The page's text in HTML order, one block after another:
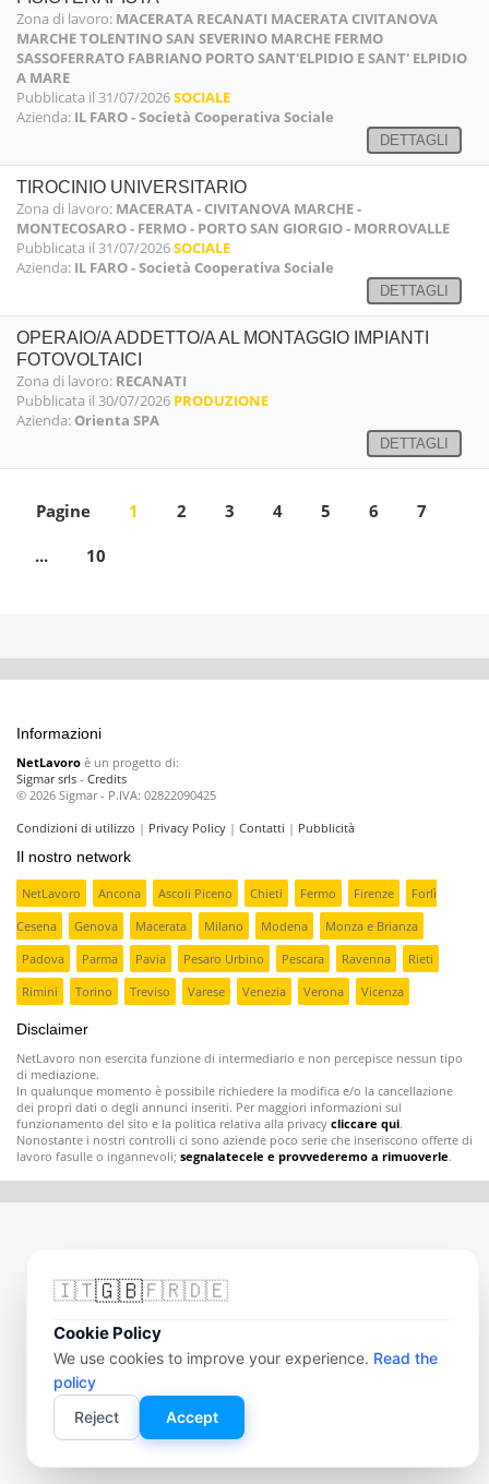
Zona di lavoro: MACERATA RECANATI MACERATA CIVITANOVA
MARCHE TOLENTINO SAN SEVERINO MARCHE FERMO
SASSOFERRATO FABRIANO PORTO SANT'ELPIDIO E SANT' ELPIDIO
A MARE
Pubblicata il 31/07/2026SOCIALE
Azienda: IL FARO - Società Cooperativa Sociale
DETTAGLI
TIROCINIO UNIVERSITARIO
Zona di lavoro: MACERATA - CIVITANOVA MARCHE -
MONTECOSARO - FERMO - PORTO SAN GIORGIO - MORROVALLE
Pubblicata il 31/07/2026SOCIALE
Azienda: IL FARO - Società Cooperativa Sociale
DETTAGLI
OPERAIO/A ADDETTO/A AL MONTAGGIO IMPIANTI
FOTOVOLTAICI
Zona di lavoro: RECANATI
Pubblicata il 30/07/2026 PRODUZIONE
Azienda: Orienta SPA
DETTAGLI
Pagine 1 2 3 4 5 6 7
... 10
Informazioni
NetLavoro è un progetto di:
Sigmar srls - Credits
© 2026 Sigmar - P.IVA: 02822090425
Condizioni di utilizzo | Privacy Policy | Contatti | Pubblicità
Il nostro network
NetLavoro Ancona Ascoli Piceno Chieti Fermo Firenze
Forlì
Cesena
Genova Macerata Milano Modena
Monza e Brianza
Padova
Parma Pavia Pesaro Urbino Pescara Ravenna
Rieti
Rimini
Torino Treviso Varese Venezia Verona Vicenza
Disclaimer
NetLavoro non esercita funzione di intermediario e non percepisce nessun tipo
di mediazione.
In qualunque momento è possibile richiedere la modifica e/o la cancellazione
dei propri dati o degli annunci inseriti. Per maggiori informazioni sul
funzionamento del sito e la politica relativa alla privacy cliccare qui.
Nonostante i nostri controlli ci sono aziende poco serie che inseriscono offerte di
lavoro fasulle o ingannevoli; segnalatecele e provvederemo a rimuoverle.
🇮🇹🇬🇧🇫🇷🇩🇪
Cookie Policy
We use cookies to improve your experience. Read the
policy
Reject
Accept